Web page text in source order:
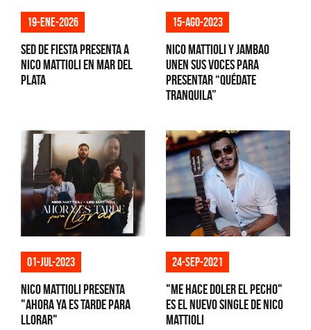
19-ene-2026
Sed de Fiesta presenta a
Nico Mattioli en Mar del
Plata
15-ago-2023
Nico Mattioli y Jambao
unen sus voces para
presentar “Quédate
tranquila”
01-jul-2023
Nico Mattioli presenta
"Ahora ya es tarde para
llorar"
24-sep-2021
"Me hace doler el pecho"
es el nuevo single de Nico
Mattioli